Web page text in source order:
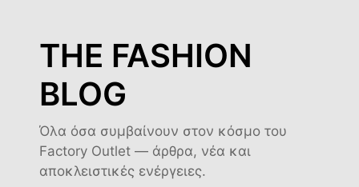
THE FASHION
BLOG
Όλα όσα συμβαίνουν στον κόσμο του
Factory Outlet — άρθρα, νέα και
αποκλειστικές ενέργειες.